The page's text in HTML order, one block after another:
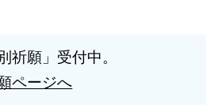
祈願」受付中。
ページへ